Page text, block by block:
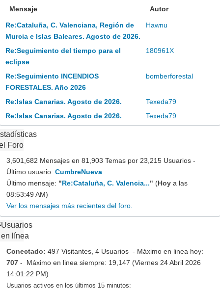
Mensaje Autor
Re:Cataluña, C. Valenciana, Región de
Murcia e Islas Baleares. Agosto de 2026.
Hawnu
Re:Seguimiento del tiempo para el
eclipse
180961X
Re:Seguimiento INCENDIOS
FORESTALES. Año 2026
bomberforestal
Re:Islas Canarias. Agosto de 2026.
Texeda79
Re:Islas Canarias. Agosto de 2026.
Texeda79
Foro
3,601,682 Mensajes en 81,903 Temas por 23,215 Usuarios -
Último usuario: CumbreNueva
Último mensaje: "Re:Cataluña, C. Valencia..." (Hoy a las
08:53:49 AM)
Ver los mensajes más recientes del foro.
Usuarios
en línea
Conectado: 497 Visitantes, 4 Usuarios - Máximo en linea hoy:
707 - Máximo en linea siempre: 19,147 (Viernes 24 Abril 2026
14:01:22 PM)
Usuarios activos en los últimos 15 minutos: